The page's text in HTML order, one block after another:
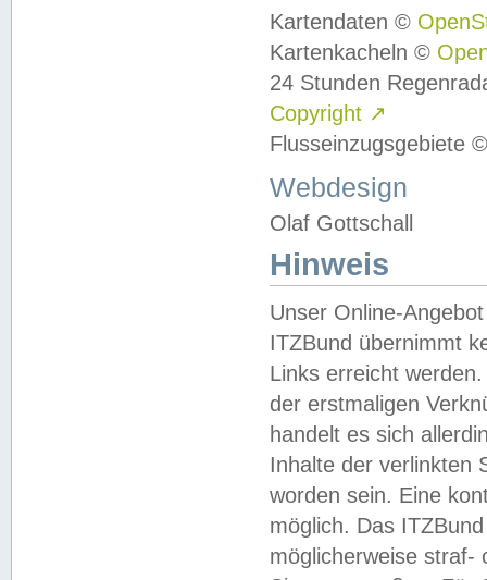
Kartendaten ©
Kartenkacheln ©
24 Stunden
Copyright ↗
Flusseinzugsgebiete
Webdesign
Olaf Gottschall
Hinweis
Unser Online-
ITZBund übernimmt
Links erreicht
der erstmaligen
handelt es sich
Inhalte der verlinkten
worden sein. Eine
möglich. Das
möglicherweise straf-